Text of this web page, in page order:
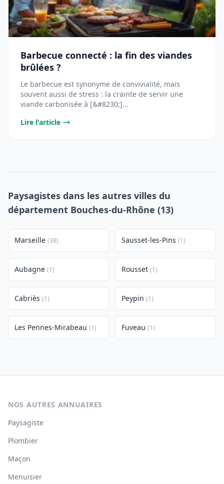
Barbecue connecté : la fin des viandes
brûlées ?
Le barbecue est synonyme de convivialité, mais
souvent aussi de stress : la crainte de servir une
viande carbonisée à [&#8230;]...
Lire l'article
Paysagistes dans les autres villes du
département Bouches-du-Rhône (13)
Marseille (38) Sausset-les-Pins (1)
Aubagne (1) Rousset (1)
Cabriès (1) Peypin (1)
Les Pennes-Mirabeau (1) Fuveau (1)
NOS AUTRES ANNUAIRES
Paysagiste
Plombier
Maçon
Menuisier